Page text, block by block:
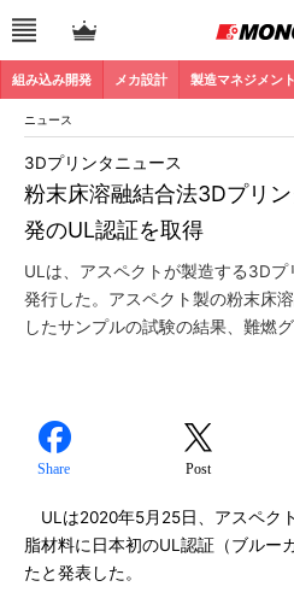
組み込み開発 メカ設計 製造マネジメント
ニュース
粉末床溶融結合法3Dプリ
発のUL認証を取得
3Dプリンタニュース
ULは、アスペクトが製造する3D
発行した。アスペクト製の粉末床
したサンプルの試験の結果、難燃
Share Post
ULは2020年5月25日、アスペク
脂材料に日本初のUL認証（ブルー
たと発表した。